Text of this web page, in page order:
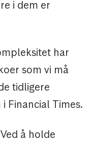
i dem er
har
som vi må
tidligere
Financial Times.
å holde